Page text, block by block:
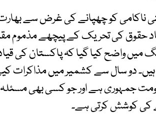
ناکامی کو چھپانے کی غرض سے
حقوق کی تحریک کے پیچھے مذموم
میں واضح کیا گیا کہ پاکستان کی
ہیں۔ دو سال سے کشمیر میں مذاکرات
جمہوری ہے اور جو کسی بھی
کوشش کرتی ہے۔